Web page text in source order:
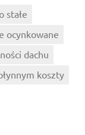
stałe
ocynkowane
dachu
koszty